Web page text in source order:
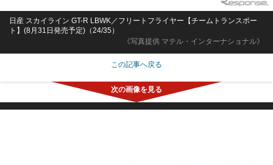
《写真提供 マテル・インターナショナル》
日産 スカイライン GT-R LBWK／フリートフライヤー【チームトランスポー
ト】(8月31日発売予定)（24/35）
この記事へ戻る